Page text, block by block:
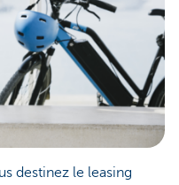
destinez le leasing